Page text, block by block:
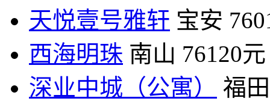
天悦壹号雅轩 宝安
西海明珠 南山 76120元
深业中城（公寓）
福田